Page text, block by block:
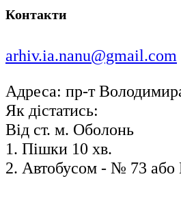
Контакти
arhiv.ia.nanu@gmail.com
Адреса: пр-т
Як дістатись:
Від ст. м. Оболонь
1. Пішки 10 хв.
2. Автобусом - № 73 або